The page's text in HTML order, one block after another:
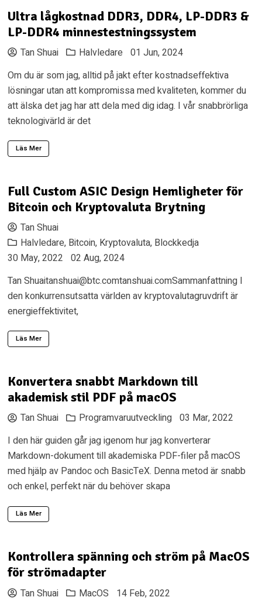
Ultra lågkostnad DDR3, DDR4, LP-DDR3 &
LP-DDR4 minnestestningssystem
Tan Shuai Halvledare 01 Jun, 2024
Om du är som jag, alltid på jakt efter kostnadseffektiva
lösningar utan att kompromissa med kvaliteten, kommer du
att älska det jag har att dela med dig idag. I vår snabbrörliga
teknologivärld är det
Läs Mer
Full Custom ASIC Design Hemligheter för
Bitcoin och Kryptovaluta Brytning
Tan Shuai
Halvledare, Bitcoin, Kryptovaluta, Blockkedja
30 May, 2022 02 Aug, 2024
TanShuaitanshuai@btc.comtanshuai.comSammanfattningI
den konkurrensutsatta världen av kryptovalutagruvdrift är
energieffektivitet,
Läs Mer
Konvertera snabbt Markdown till
akademisk stil PDF på macOS
Tan Shuai Programvaruutveckling 03 Mar, 2022
I den här guiden går jag igenom hur jag konverterar
Markdown-dokument till akademiska PDF-filer på macOS
med hjälp av Pandoc och BasicTeX. Denna metod är snabb
och enkel, perfekt när du behöver skapa
Läs Mer
Kontrollera spänning och ström på MacOS
för strömadapter
Tan Shuai MacOS 14 Feb, 2022